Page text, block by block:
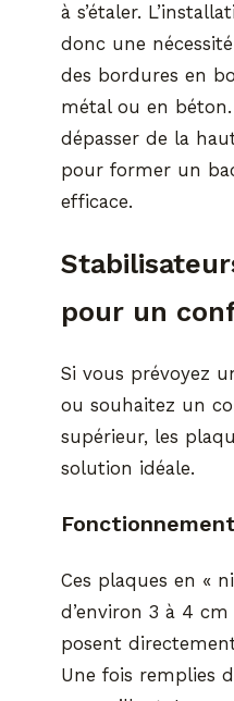
à s’étaler.
donc une
des bordures en
métal ou en
dépasser de la
pour former un
efficace.
pour un
Si vous prévoyez
ou souhaitez un
supérieur, les
solution idéale.
Ces plaques en «
d’environ 3 à 4
posent
Une fois remplies